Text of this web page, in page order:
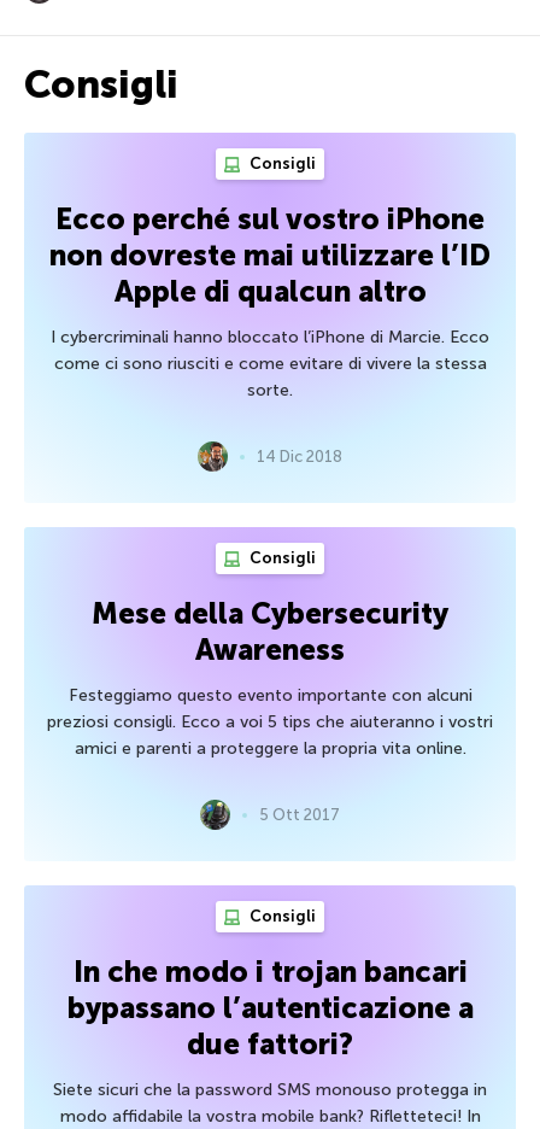
Consigli
Consigli
Ecco perché sul vostro iPhone
non dovreste mai utilizzare l’ID
Apple di qualcun altro
I cybercriminali hanno bloccato l’iPhone di Marcie. Ecco
come ci sono riusciti e come evitare di vivere la stessa
sorte.
14 Dic 2018
Consigli
Mese della Cybersecurity
Awareness
Festeggiamo questo evento importante con alcuni
preziosi consigli. Ecco a voi 5 tips che aiuteranno i vostri
amici e parenti a proteggere la propria vita online.
5 Ott 2017
Consigli
In che modo i trojan bancari
bypassano l’autenticazione a
due fattori?
Siete sicuri che la password SMS monouso protegga in
modo affidabile la vostra mobile bank? Rifletteteci! In